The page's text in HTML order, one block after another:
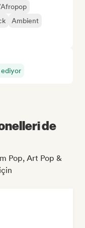
Ambient
ediyor
de
Pop, Art Pop &